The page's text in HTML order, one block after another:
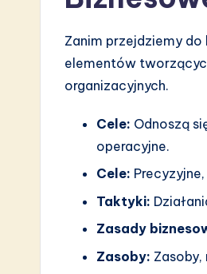
Zanim przejdziemy
elementów
organizacyjnych.
Cele: Odnoszą
operacyjne.
Cele:
Taktyki:
Zasady
Zasoby: